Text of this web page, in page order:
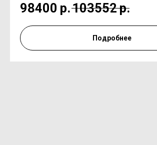
98400 р.103552р.
Подробнее